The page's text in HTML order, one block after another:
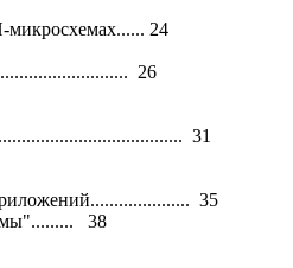
24
26
31
35
38